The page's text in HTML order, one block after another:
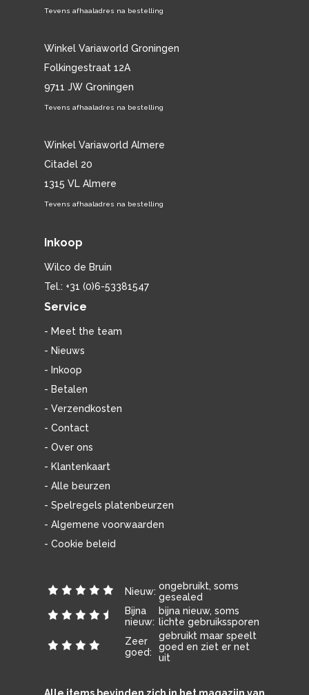
Tevens afhaaladres na bestelling
Winkel Variaworld Groningen
Folkingestraat 12A
9711 JW Groningen
Tevens afhaaladres na bestelling
Winkel Variaworld Almere
Citadel 20
1315 VL Almere
Tevens afhaaladres na bestelling
Inkoop
Wilco de Bruin
Tel.: +31 (0)6-53381547
Service
- Meet the team
- Nieuws
- Inkoop
- Betalen
- Verzendkosten
- Contact
- Over ons
- Klantenkaart
- Alle beurzen
- Spelregels platenbeurzen
- Algemene voorwaarden
- Cookie beleid
Nieuw: ongebruikt, soms
gesealed
Bijna
nieuw:
bijna nieuw, soms
lichte gebruikssporen
Zeer
goed:
gebruikt maar speelt
goed en ziet er net
uit